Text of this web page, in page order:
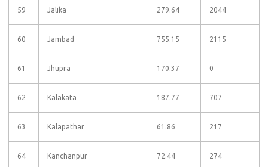
59 Jalika 279.64 2044
60 Jambad 755.15 2115
61 Jhupra 170.37 0
62 Kalakata 187.77 707
63 Kalapathar 61.86 217
64 Kanchanpur 72.44 274